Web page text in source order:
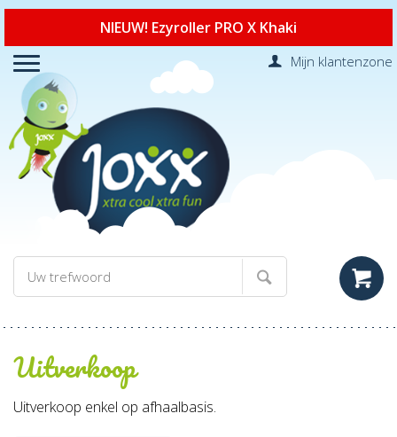
NIEUW! Ezyroller PRO X Khaki
Mijn klantenzone
Uitverkoop
Uitverkoop enkel op afhaalbasis.